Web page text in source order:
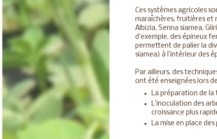
Ces systèmes agricoles
maraîchères, fruitières et
Albizia, Senna siamea,
d’exemple, des épineux
permettent de palier la
siamea) à l’intérieur des
Par ailleurs, des
ont été enseignées lors
La préparation de la
L’inoculation des
croissance plus
La mise en place